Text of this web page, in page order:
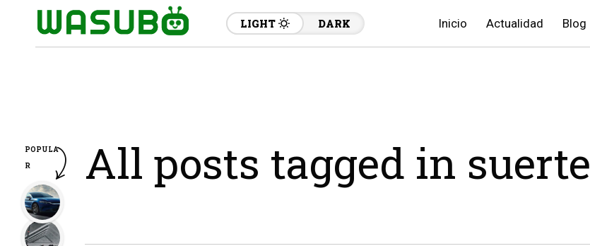
LIGHT DARK Inicio Actualidad Blog
All posts tagged in suerte
POPULA
R